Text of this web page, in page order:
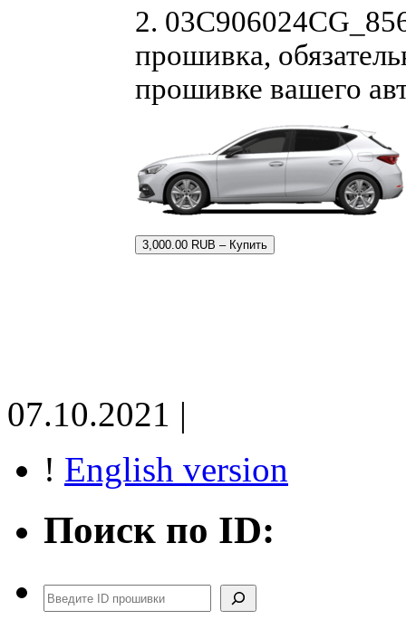
2.
прошивка,
прошивке вашего
3,000.00 RUB – Купить
07.10.2021 |
! English version
Поиск по ID:
Поиск